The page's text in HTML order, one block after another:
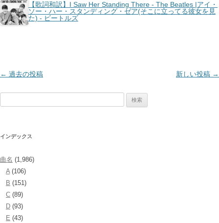
【歌詞和訳】I Saw Her Standing There - The Beatles |アイ・
ソー・ハー・スタンディング・ゼア(そこに立ってる彼女を見
た) - ビートルズ
投
シ
ョ
← 過去の投稿 新しい投稿 →
インデックス
曲名 (1,986)
A(106)
B (151)
C (89)
D (93)
E (43)